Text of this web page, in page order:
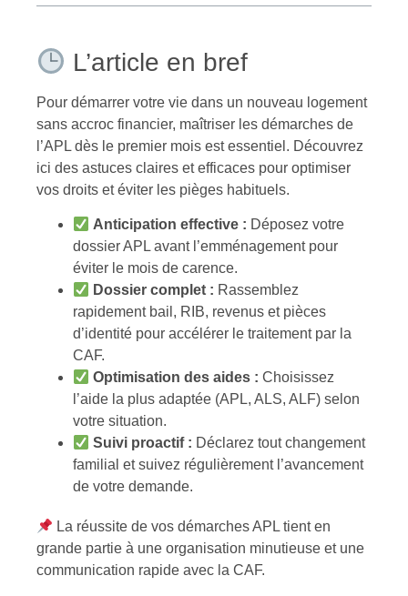
L’article en bref
Pour démarrer votre vie dans un nouveau logement
sans accroc financier, maîtriser les démarches de
l’APL dès le premier mois est essentiel. Découvrez
ici des astuces claires et efficaces pour optimiser
vos droits et éviter les pièges habituels.
Anticipation effective : Déposez votre
dossier APL avant l’emménagement pour
éviter le mois de carence.
Dossier complet : Rassemblez
rapidement bail, RIB, revenus et pièces
d’identité pour accélérer le traitement par la
CAF.
Optimisation des aides : Choisissez
l’aide la plus adaptée (APL, ALS, ALF) selon
votre situation.
Suivi proactif : Déclarez tout changement
familial et suivez régulièrement l’avancement
de votre demande.
La réussite de vos démarches APL tient en
grande partie à une organisation minutieuse et une
communication rapide avec la CAF.